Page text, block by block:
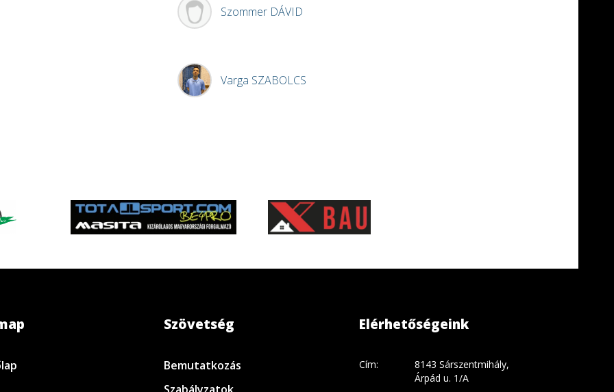
Szommer DÁVID
Varga SZABOLCS
Szövetség
Bemutatkozás
Elérhetőségeink
Cím:
8143 Sárszentmihály,
Árpád u. 1/A